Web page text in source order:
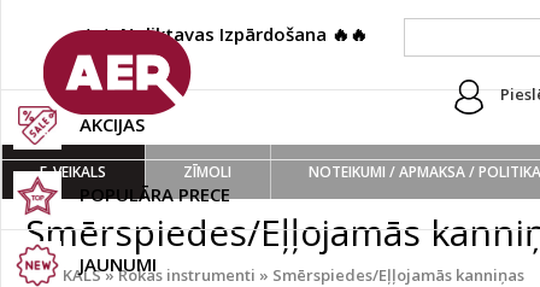
🔥🔥 Noliktavas Izpārdošana 🔥🔥
(222)
AKCIJAS
POPULĀRA PRECE
JAUNUMI
E-VEIKALS ZĪMOLI NOTEIKUMI / APMAKSA / POLITIKA
Smērspiedes/Eļļojamās
E-VEIKALS»Rokas instrumenti » Smērspiedes/Eļļojamās kanniņas